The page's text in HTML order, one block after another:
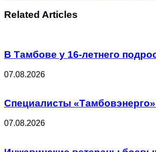
Related Articles
В Тамбове у 16-летнего
07.08.2026
Специалисты
07.08.2026